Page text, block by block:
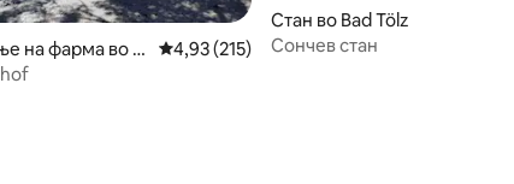
на фарма во G
Просечна оцена: 4,93 од 5, 215 рецензии
4,93 (215)
Стан во Bad Tölz
Сончев стан